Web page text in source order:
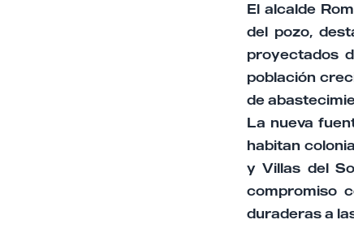
El alcalde
del pozo,
proyectados
población
de
La nueva
habitan
y Villas del
compromiso
duraderas a